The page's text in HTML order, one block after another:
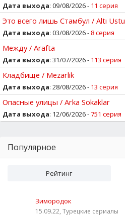
Дата выхода: 09/08/2026 - 11 серия
Это всего лишь Стамбул / Altı
Дата выхода: 03/08/2026 - 8 серия
Между / Arafta
Дата выхода: 31/07/2026 - 113 серия
Кладбище / Mezarlik
Дата выхода: 28/08/2026 - 13 серия
Опасные улицы / Arka Sokaklar
Дата выхода: 12/06/2026 -751 серия
Популярное
Рейтинг
Зимородок
15.09.22, Турецкие сериалы